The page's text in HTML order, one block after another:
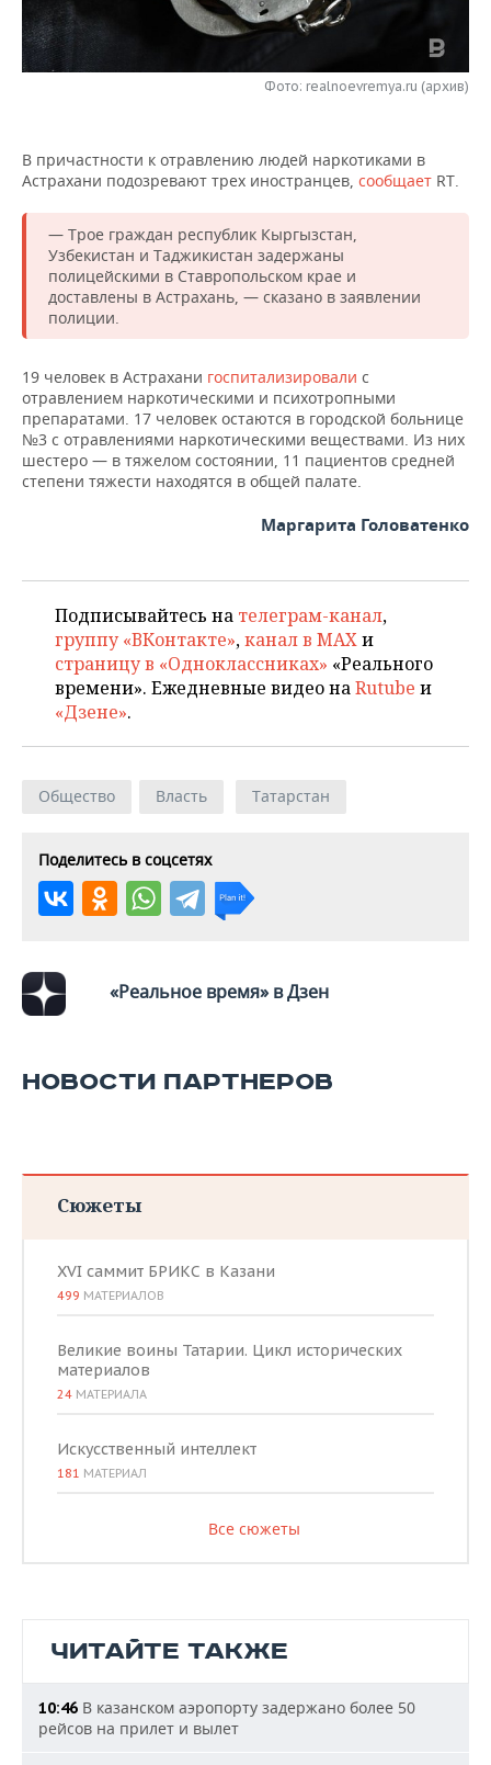
НЕФТЕХИМИЯ
НЕФТЬ
ЭНЕРГЕТИКА
РОЗНИЧНАЯ ТОРГОВЛЯ
НОВОСТИ ТЕХНОЛОГИЙ
ТЕЛЕКОММУНИКАЦИИ
МЕРОПРИЯТИЯ
БИЗНЕС-БРАНЧИ
ONLINE-КОНФЕРЕНЦИИ
ОТКРЫТАЯ ЛЕКЦИЯ
ФУТБОЛ
ХОККЕЙ
БАСКЕТБОЛ
ВОЛЕЙБОЛ
КИБЕРСПОРТ
ФИГУРНОЕ КАТАНИЕ
ВОДНЫЕ ВИДЫ СПОРТА
НОВОСТИ ОБЩЕСТВА
ВЛАСТЬ
ИНФРАСТРУКТУРА
ИСТОРИЯ
КУЛЬТУРА
МЕДИЦИНА
ФОТОГАЛЕРЕЯ
СЮЖЕТЫ
СПРАВОЧНИК
СПИСОК ПЕРСОН
СПИСОК КОМПАНИЙ
ПОЛНАЯ ВЕРСИЯ
Фото: realnoevremya.ru (архив)
В причастности к отравлению людей наркотиками в
Астрахани подозревают трех иностранцев, сообщает RT.
— Трое граждан республик Кыргызстан,
Узбекистан и Таджикистан задержаны
полицейскими в Ставропольском крае и
доставлены в Астрахань, — сказано в заявлении
полиции.
19 человек в Астрахани госпитализировали с
отравлением наркотическими и психотропными
препаратами. 17 человек остаются в городской больнице
№3 с отравлениями наркотическими веществами. Из них
шестеро — в тяжелом состоянии, 11 пациентов средней
степени тяжести находятся в общей палате.
Маргарита Головатенко
Подписывайтесь на телеграм-канал,
группу «ВКонтакте»,канал в MAXи
страницу в «Одноклассниках» «Реального
времени». Ежедневные видео наRutube и
«Дзене».
Общество Власть Татарстан
Поделитесь в соцсетях
«Реальное время» в Дзен
НОВОСТИ ПАРТНЕРОВ
Сюжеты
XVI саммит БРИКС в Казани
499 МАТЕРИАЛОВ
Великие воины Татарии. Цикл исторических
материалов
24 МАТЕРИАЛА
Искусственный интеллект
181 МАТЕРИАЛ
Все сюжеты
ЧИТАЙТЕ ТАКЖЕ
10:46 В казанском аэропорту задержано более 50
рейсов на прилет и вылет